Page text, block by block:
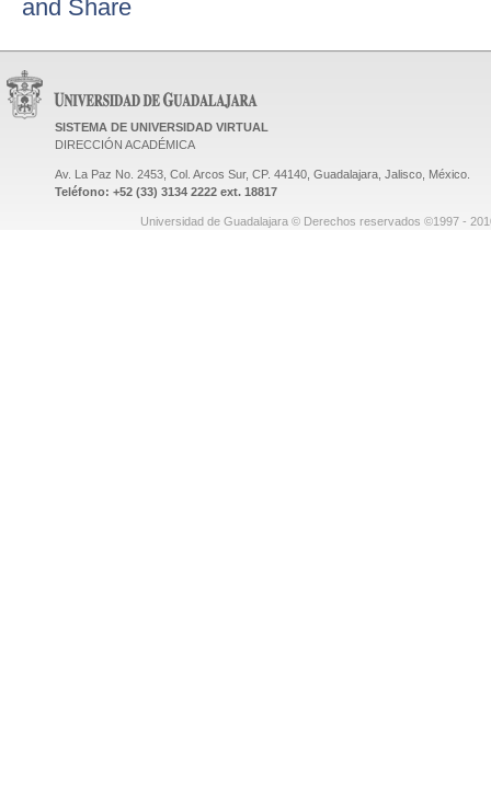
SISTEMA DE UNIVERSIDAD VIRTUAL
DIRECCIÓN ACADÉMICA
Av. La Paz No. 2453, Col. Arcos Sur, CP. 44140, Guadalajara, Jalisco, México.
Teléfono: +52 (33) 3134 2222 ext. 18817
Universidad de Guadalajara © Derechos reservados ©1997 -